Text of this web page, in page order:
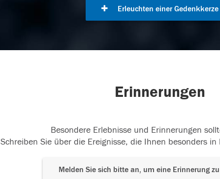
Erleuchten einer Gedenkkerze
Erinnerungen
Besondere Erlebnisse und Erinnerungen
Schreiben Sie über die Ereignisse, die Ihnen besonders
Melden Sie sich bitte an, um eine Erinnerung